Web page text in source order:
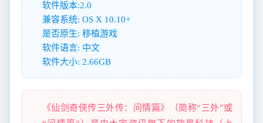
软件版本:2.0
兼容系统: OS X 10.10+
是否原生: 移植游戏
软件语言: 中文
软件大小: 2.66GB
《仙剑奇侠传三外传：问情篇》（简称“三外”或